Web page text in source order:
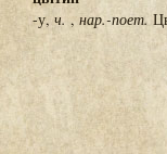
-у, ч. , нар.-поет.